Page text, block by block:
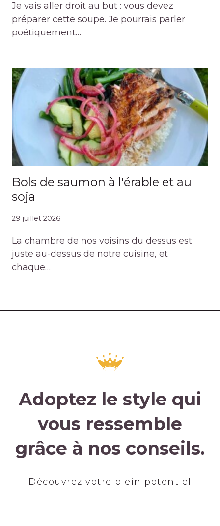
Je vais aller droit au but : vous devez
préparer cette soupe. Je pourrais parler
poétiquement…
Bols de saumon à l'érable et au
soja
29 juillet 2026
La chambre de nos voisins du dessus est
juste au-dessus de notre cuisine, et
chaque…
Adoptez le style qui
vous ressemble
grâce à nos conseils.
Découvrez votre plein potentiel